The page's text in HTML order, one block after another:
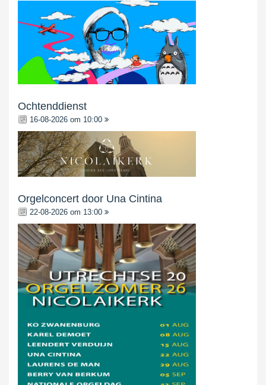
Ochtenddienst
16-08-2026 om 10:00
Orgelconcert door Una Cintina
22-08-2026 om 13:00